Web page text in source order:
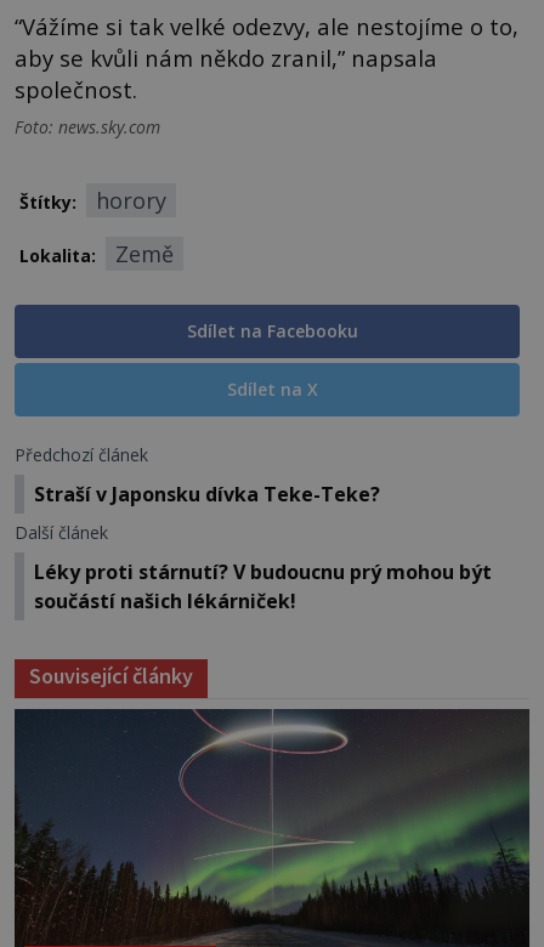
“Vážíme si tak velké odezvy, ale nestojíme o to,
aby se kvůli nám někdo zranil,” napsala
společnost.
Foto: news.sky.com
Štítky: horory
Lokalita: Země
Sdílet na Facebooku
Sdílet na X
Předchozí článek
Straší v Japonsku dívka Teke-Teke?
Další článek
Léky proti stárnutí? V budoucnu prý mohou být
součástí našich lékárniček!
Související články